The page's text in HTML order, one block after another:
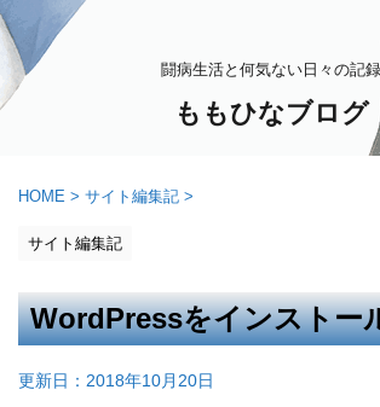
闘病生活と何気ない日々の記録
ももひなブログ
HOME > サイト編集記 >
サイト編集記
WordPressをインストー
更新日： 2018年10月20日